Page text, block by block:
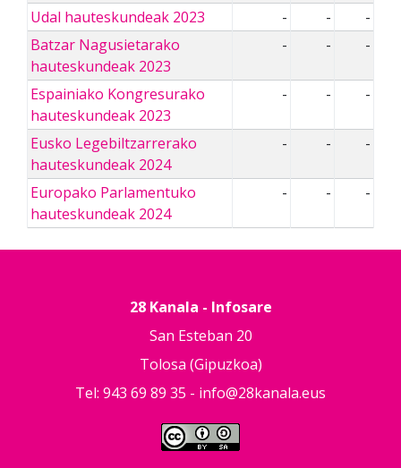
Udal hauteskundeak 2023 - -
-
Batzar Nagusietarako
hauteskundeak 2023
- - -
Espainiako Kongresurako
hauteskundeak 2023
- - -
Eusko Legebiltzarrerako
hauteskundeak 2024
- - -
Europako Parlamentuko
hauteskundeak 2024
- - -
28 Kanala - Infosare
San Esteban 20
Tolosa (Gipuzkoa)
Tel: 943 69 89 35 - info@28kanala.eus